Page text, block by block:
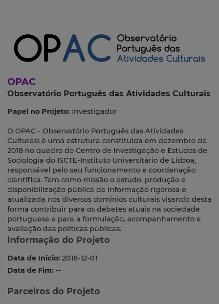
OPAC
Observatório Português das Atividades Culturais
Papel no Projeto: Investigador
O OPAC - Observatório Português das Atividades
Culturais é uma estrutura constituída em dezembro de
2018 no quadro do Centro de Investigação e Estudos de
Sociologia do ISCTE-Instituto Universitário de Lisboa,
responsável pelo seu funcionamento e coordenação
científica. Tem como missão o estudo, produção e
disponibilização pública de informação rigorosa e
atualizada nos diversos domínios culturais visando desta
forma contribuir para os debates atuais na sociedade
portuguesa e para a formulação, acompanhamento e
avaliação das políticas públicas.
Informação do Projeto
Data de Início: 2018-12-01
Data de Fim: --
Parceiros do Projeto